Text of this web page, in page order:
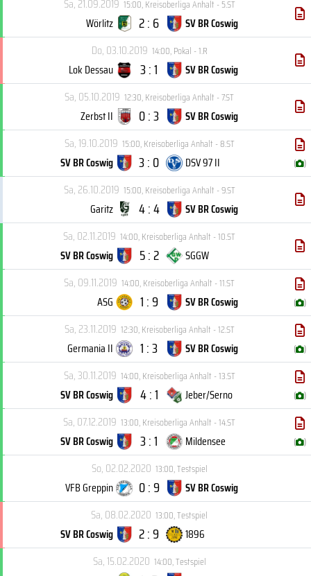
Sa, 21.09.2019 15:00,Kreisoberliga Anhalt - 5.ST
Wörlitz 2 : 6
SV BR Coswig
Do, 03.10.2019 14:00,Pokal - 1.R
Lok Dessau 3 : 1
SV BR Coswig
Sa, 05.10.2019 12:30,Kreisoberliga Anhalt - 7.ST
Zerbst II 0 : 3
SV BR Coswig
Sa, 19.10.2019 15:00,Kreisoberliga Anhalt - 8.ST
SV BR Coswig 3 : 0 DSV 97 II ( )
Sa, 26.10.2019 15:00,Kreisoberliga Anhalt - 9.ST
Garitz 4 : 4
SV BR Coswig
Sa, 02.11.2019 14:00,Kreisoberliga Anhalt - 10.ST
SV BR Coswig 5 : 2
SGGW
Sa, 09.11.2019 14:00,Kreisoberliga Anhalt - 11.ST
ASG 1 : 9 SV BR Coswig ( )
Sa, 23.11.2019 12:30,Kreisoberliga Anhalt - 12.ST
Germania II 1 : 3 SV BR Coswig ( )
Sa, 30.11.2019 14:00,Kreisoberliga Anhalt - 13.ST
SV BR Coswig 4 : 1 Jeber/Serno ( )
Sa, 07.12.2019 13:00,Kreisoberliga Anhalt - 14.ST
SV BR Coswig 3 : 1 Mildensee ( )
So, 02.02.2020 13:00,Testspiel
VFB Greppin 0 : 9
SV BR Coswig
Sa, 08.02.2020 13:00,Testspiel
SV BR Coswig 2 : 9
1896
Sa, 15.02.2020 14:00,Testspiel